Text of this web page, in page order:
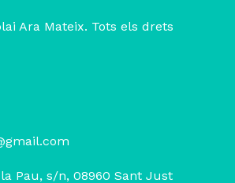
Ara Mateix. Tots els drets
Pau, s/n, 08960 Sant Just